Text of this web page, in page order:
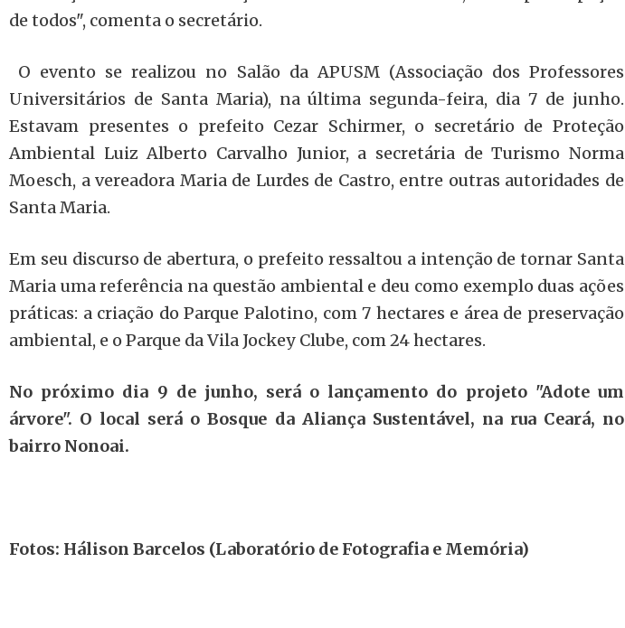
de todos", comenta o secretário.
O evento se realizou no Salão da APUSM (Associação dos Professores
Universitários de Santa Maria), na última segunda-feira, dia 7 de junho.
Estavam presentes o prefeito Cezar Schirmer, o secretário de Proteção
Ambiental Luiz Alberto Carvalho Junior, a secretária de Turismo Norma
Moesch, a vereadora Maria de Lurdes de Castro, entre outras autoridades de
Santa Maria.
Em seu discurso de abertura, o prefeito ressaltou a intenção de tornar Santa
Maria uma referência na questão ambiental e deu como exemplo duas ações
práticas: a criação do Parque Palotino, com 7 hectares e área de preservação
ambiental, e o Parque da Vila Jockey Clube, com 24 hectares.
No próximo dia 9 de junho, será o lançamento do projeto "Adote um
árvore". O local será o Bosque da Aliança Sustentável, na rua Ceará, no
bairro Nonoai.
Fotos: Hálison Barcelos (Laboratório de Fotografia e Memória)